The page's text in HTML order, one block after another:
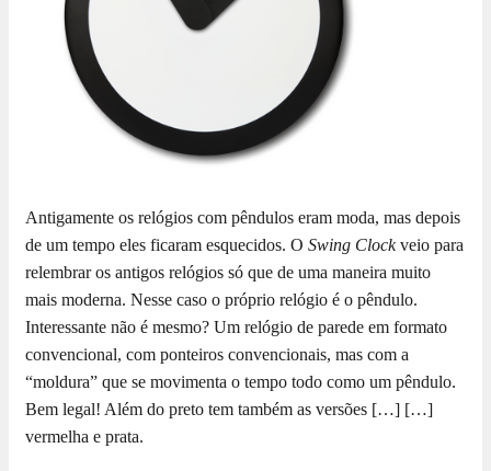
Antigamente os relógios com pêndulos eram moda, mas depois
de um tempo eles ficaram esquecidos. O Swing Clockveio para
relembrar os antigos relógios só que de uma maneira muito
mais moderna. Nesse caso o próprio relógio é o pêndulo.
Interessante não é mesmo? Um relógio de parede em formato
convencional, com ponteiros convencionais, mas com a
“moldura” que se movimenta o tempo todo como um pêndulo.
Bem legal! Além do preto tem também as versões […] […]
vermelha e prata.